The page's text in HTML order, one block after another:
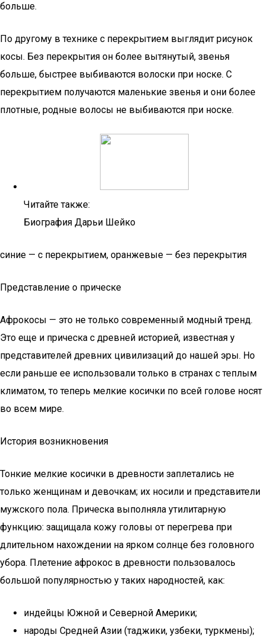
больше.
По другому в технике с перекрытием выглядит рисунок
косы. Без перекрытия он более вытянутый, звенья
больше, быстрее выбиваются волоски при носке. С
перекрытием получаются маленькие звенья и они более
плотные, родные волосы не выбиваются при носке.
Читайте также:
Биография Дарьи Шейко
синие — с перекрытием, оранжевые — без перекрытия
Представление о прическе
Афрокосы — это не только современный модный тренд.
Это еще и прическа с древней историей, известная у
представителей древних цивилизаций до нашей эры. Но
если раньше ее использовали только в странах с теплым
климатом, то теперь мелкие косички по всей голове носят
во всем мире.
История возникновения
Тонкие мелкие косички в древности заплетались не
только женщинам и девочкам; их носили и представители
мужского пола. Прическа выполняла утилитарную
функцию: защищала кожу головы от перегрева при
длительном нахождении на ярком солнце без головного
убора. Плетение афрокос в древности пользовалось
большой популярностью у таких народностей, как:
индейцы Южной и Северной Америки;
народы Средней Азии (таджики, узбеки, туркмены);